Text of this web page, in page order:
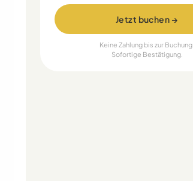
Jetzt buchen →
Keine Zahlung bis zur Buchung.
Sofortige Bestätigung.